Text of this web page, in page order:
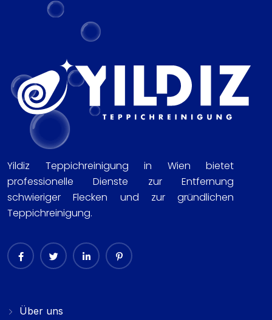
Yildiz Teppichreinigung in Wien bietet
professionelle Dienste zur Entfernung
schwieriger Flecken und zur gründlichen
Teppichreinigung.
Über uns